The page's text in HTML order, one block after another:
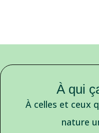
À qui
À celles et ceux
nature